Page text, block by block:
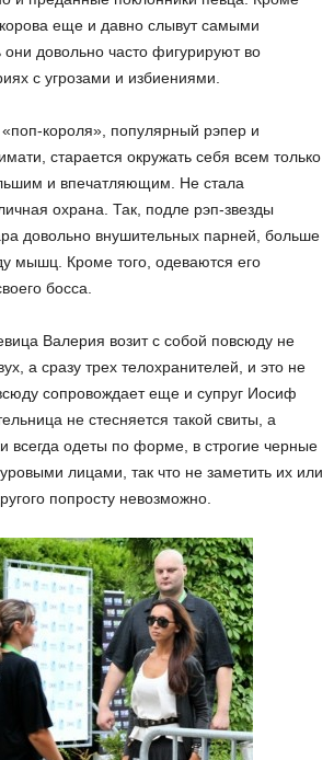
еще и давно слывут самыми
довольно часто фигурируют во
с угрозами и избиениями.
короля», популярный рэпер и
старается окружать себя всем только
и впечатляющим. Не стала
охрана. Так, подле рэп-звезды
довольно внушительных парней, больше
мышц. Кроме того, одеваются его
босса.
Валерия возит с собой повсюду не
а сразу трех телохранителей, и это не
сопровождает еще и супруг Иосиф
не стесняется такой свиты, а
всегда одеты по форме, в строгие черные
лицами, так что не заметить их или
попросту невозможно.